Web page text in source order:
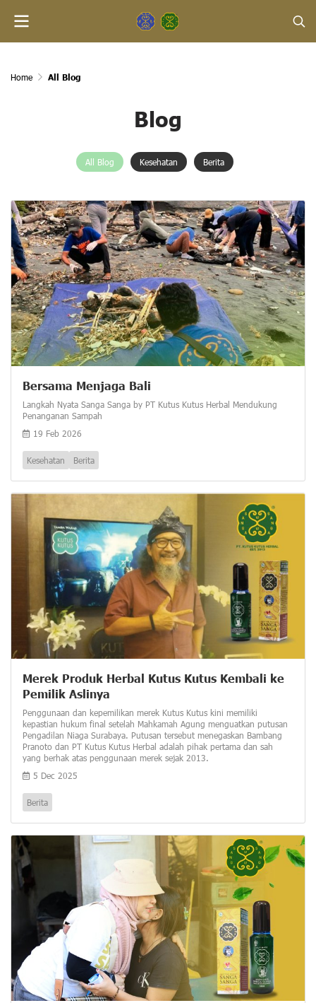
Home All Blog
Blog
All Blog Kesehatan Berita
Bersama Menjaga Bali
Langkah Nyata Sanga Sanga by PT Kutus Kutus Herbal Mendukung
Penanganan Sampah
19 Feb 2026
Kesehatan Berita
Merek Produk Herbal Kutus Kutus Kembali ke
Pemilik Aslinya
Penggunaan dan kepemilikan merek Kutus Kutus kini memiliki
kepastian hukum final setelah Mahkamah Agung menguatkan putusan
Pengadilan Niaga Surabaya. Putusan tersebut menegaskan Bambang
Pranoto dan PT Kutus Kutus Herbal adalah pihak pertama dan sah
yang berhak atas penggunaan merek sejak 2013.
5 Dec 2025
Berita